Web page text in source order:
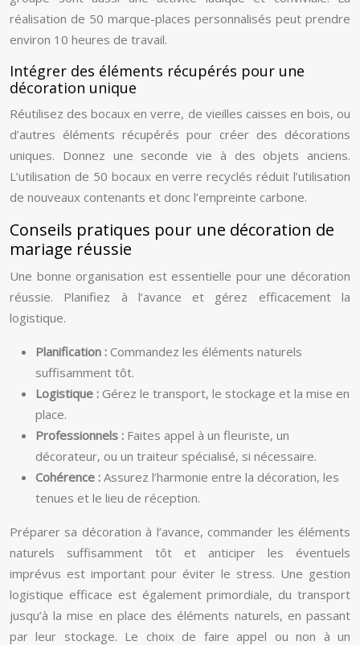
réalisation de 50 marque-places personnalisés peut prendre
environ 10 heures de travail.
Intégrer des éléments récupérés pour une
décoration unique
Réutilisez des bocaux en verre, de vieilles caisses en bois, ou
d’autres éléments récupérés pour créer des décorations
uniques. Donnez une seconde vie à des objets anciens.
L’utilisation de 50 bocaux en verre recyclés réduit l’utilisation
de nouveaux contenants et donc l’empreinte carbone.
Conseils pratiques pour une décoration de
mariage réussie
Une bonne organisation est essentielle pour une décoration
réussie. Planifiez à l’avance et gérez efficacement la
logistique.
Planification : Commandez les éléments naturels
suffisamment tôt.
Logistique : Gérez le transport, le stockage et la mise en
place.
Professionnels : Faites appel à un fleuriste, un
décorateur, ou un traiteur spécialisé, si nécessaire.
Cohérence : Assurez l’harmonie entre la décoration, les
tenues et le lieu de réception.
Préparer sa décoration à l’avance, commander les éléments
naturels suffisamment tôt et anticiper les éventuels
imprévus est important pour éviter le stress. Une gestion
logistique efficace est également primordiale, du transport
jusqu’à la mise en place des éléments naturels, en passant
par leur stockage. Le choix de faire appel ou non à un